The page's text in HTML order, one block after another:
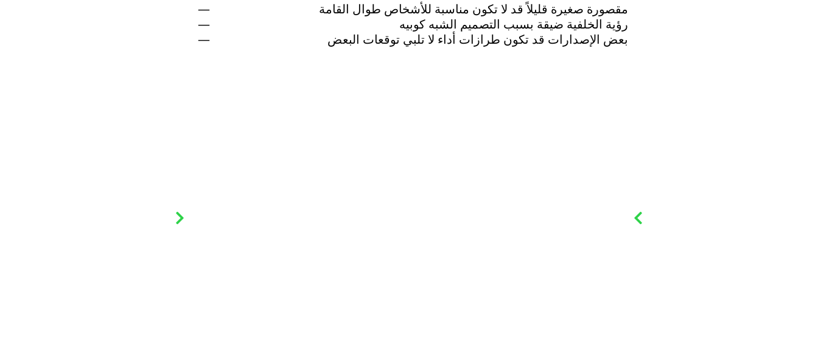
مقصورة صغيرة قليلاً قد لا تكون مناسبة للأشخاص طوال القامة
رؤية الخلفية ضيقة بسبب التصميم الشبه كوبيه
بعض الإصدارات قد تكون طرازات أداء لا تلبي توقعات البعض